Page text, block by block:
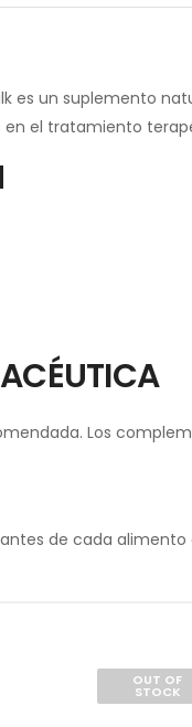
es un suplemento
en el tratamiento
Los
de cada alimento
OUT OF
STOCK